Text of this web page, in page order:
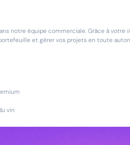
notre équipe commerciale. Grâce à votre
et gérer vos projets en toute
vin